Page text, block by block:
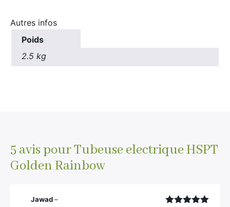
Autres infos
Poids
2.5 kg
5 avis pourTubeuse electrique HSPT
Golden Rainbow
Jawad–